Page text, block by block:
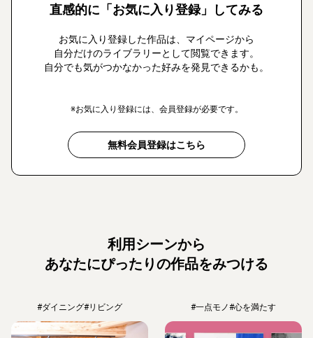
直感的に「お気に入り登録」してみる
お気に入り登録した作品は、マイページから
自分だけのライブラリーとして閲覧できます。
自分でも気がつかなかった好みを発見できるかも。
※お気に入り登録には、会員登録が必要です。
無料会員登録はこちら
利用シーンから
あなたにぴったりの作品をみつける
#ダイニング#リビング #一点モノ#心を満たす